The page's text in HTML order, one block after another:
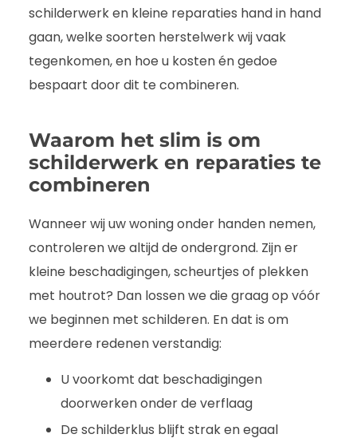
schilderwerk en kleine reparaties hand in hand
gaan, welke soorten herstelwerk wij vaak
tegenkomen, en hoe u kosten én gedoe
bespaart door dit te combineren.
Waarom het slim is om
schilderwerk en reparaties te
combineren
Wanneer wij uw woning onder handen nemen,
controleren we altijd de ondergrond. Zijn er
kleine beschadigingen, scheurtjes of plekken
met houtrot? Dan lossen we die graag op vóór
we beginnen met schilderen. En dat is om
meerdere redenen verstandig:
U voorkomt dat beschadigingen
doorwerken onder de verflaag
De schilderklus blijft strak en egaal